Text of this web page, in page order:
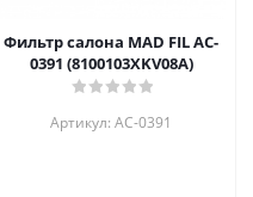
Фильтр салона MAD FIL AC-
0391 (8100103XKV08A)
Артикул: AC-0391